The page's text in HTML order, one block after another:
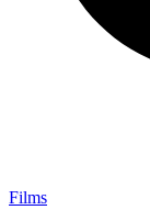
Films